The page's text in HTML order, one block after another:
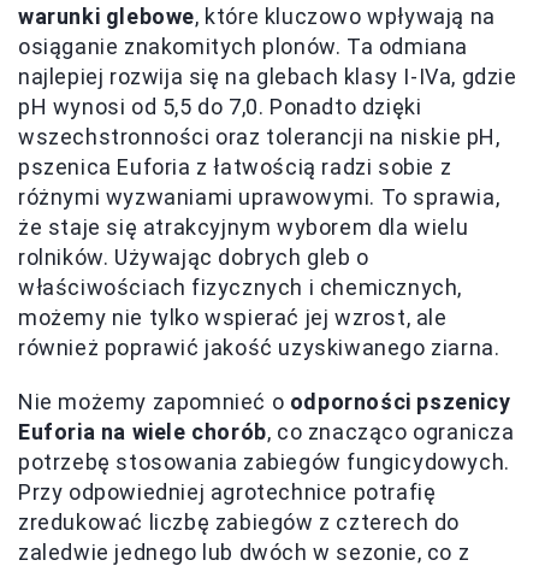
warunki glebowe, które kluczowo wpływają na
osiąganie znakomitych plonów. Ta odmiana
najlepiej rozwija się na glebach klasy I-IVa, gdzie
pH wynosi od 5,5 do 7,0. Ponadto dzięki
wszechstronności oraz tolerancji na niskie pH,
pszenica Euforia z łatwością radzi sobie z
różnymi wyzwaniami uprawowymi. To sprawia,
że staje się atrakcyjnym wyborem dla wielu
rolników. Używając dobrych gleb o
właściwościach fizycznych i chemicznych,
możemy nie tylko wspierać jej wzrost, ale
również poprawić jakość uzyskiwanego ziarna.
Nie możemy zapomnieć o odporności pszenicy
Euforia na wiele chorób, co znacząco ogranicza
potrzebę stosowania zabiegów fungicydowych.
Przy odpowiedniej agrotechnice potrafię
zredukować liczbę zabiegów z czterech do
zaledwie jednego lub dwóch w sezonie, co z